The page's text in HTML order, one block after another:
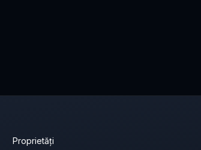
Proprietăți